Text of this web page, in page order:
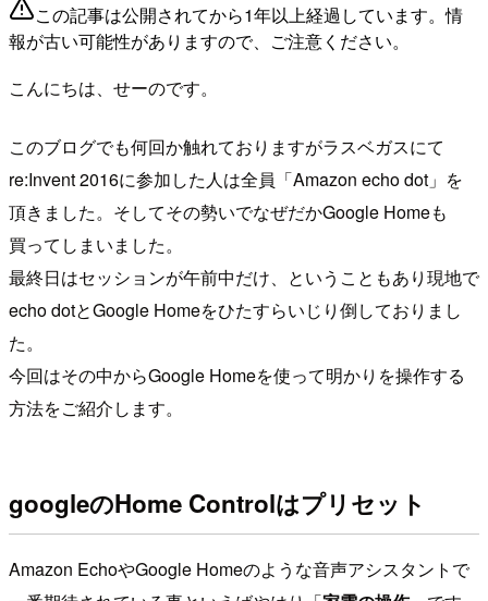
この記事は公開されてから1年以上経過しています。情
報が古い可能性がありますので、ご注意ください。
こんにちは、せーのです。
このブログでも何回か触れておりますがラスベガスにて
re:Invent 2016に参加した人は全員「Amazon echo dot」を
頂きました。そしてその勢いでなぜだかGoogle Homeも
買ってしまいました。
最終日はセッションが午前中だけ、ということもあり現地で
echo dotとGoogle Homeをひたすらいじり倒しておりまし
た。
今回はその中からGoogle Homeを使って明かりを操作する
方法をご紹介します。
googleのHome Controlはプリセット
Amazon EchoやGoogle Homeのような音声アシスタントで